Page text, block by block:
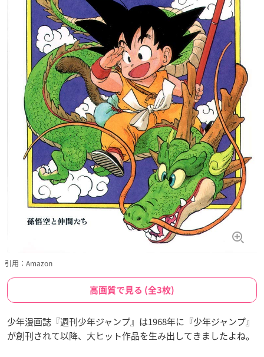
引用：Amazon
高画質で見る (全3枚)
少年漫画誌『週刊少年ジャンプ』は1968年に『少年ジャンプ』
が創刊されて以降、大ヒット作品を生み出してきましたよね。